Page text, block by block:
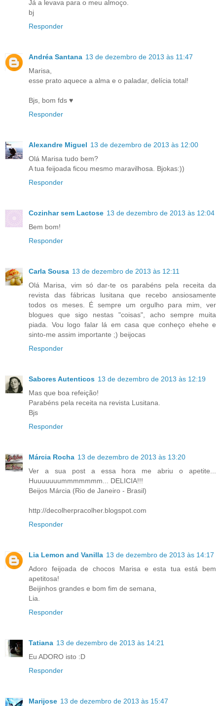
Já a levava para o meu almoço.
bj
Responder
Andréa Santana 13 de dezembro de 2013 às 11:47
Marisa,
esse prato aquece a alma e o paladar, delícia total!
Bjs, bom fds ♥
Responder
Alexandre Miguel 13 de dezembro de 2013 às 12:00
Olá Marisa tudo bem?
A tua feijoada ficou mesmo maravilhosa. Bjokas:))
Responder
Cozinhar sem Lactose 13 de dezembro de 2013 às 12:04
Bem bom!
Responder
Carla Sousa 13 de dezembro de 2013 às 12:11
Olá Marisa, vim só dar-te os parabéns pela receita da
revista das fábricas lusitana que recebo ansiosamente
todos os meses. É sempre um orgulho para mim, ver
blogues que sigo nestas "coisas", acho sempre muita
piada. Vou logo falar lá em casa que conheço ehehe e
sinto-me assim importante ;) beijocas
Responder
Sabores Autenticos 13 de dezembro de 2013 às 12:19
Mas que boa refeição!
Parabéns pela receita na revista Lusitana.
Bjs
Responder
Márcia Rocha 13 de dezembro de 2013 às 13:20
Ver a sua post a essa hora me abriu o apetite...
Huuuuuuummmmmmm... DELICIA!!!
Beijos Márcia (Rio de Janeiro - Brasil)
http://decolherpracolher.blogspot.com
Responder
Lia Lemon and Vanilla 13 de dezembro de 2013 às 14:17
Adoro feijoada de chocos Marisa e esta tua está bem
apetitosa!
Beijinhos grandes e bom fim de semana,
Lia.
Responder
Tatiana 13 de dezembro de 2013 às 14:21
Eu ADORO isto :D
Responder
Marijose 13 de dezembro de 2013 às 15:47